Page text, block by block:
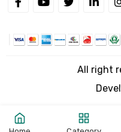
All right